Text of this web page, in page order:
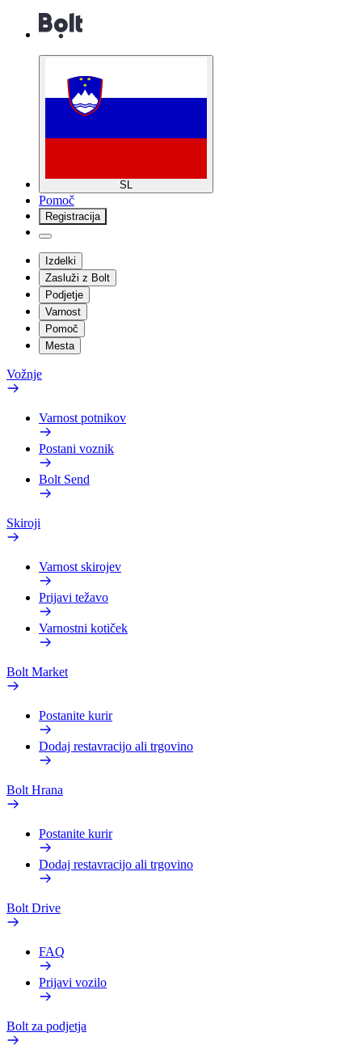
SL
Pomoč
Registracija
Izdelki
Zasluži z Bolt
Podjetje
Varnost
Pomoč
Mesta
Vožnje
Varnost potnikov
Postani voznik
Bolt Send
Skiroji
Varnost skirojev
Prijavi težavo
Varnostni kotiček
Bolt Market
Postanite kurir
Dodaj restavracijo ali trgovino
Bolt Hrana
Postanite kurir
Dodaj restavracijo ali trgovino
Bolt Drive
FAQ
Prijavi vozilo
Bolt za podjetja